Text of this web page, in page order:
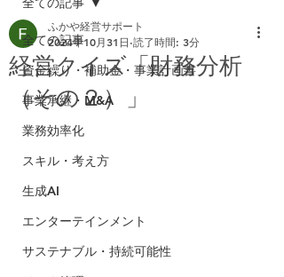
全ての記事
資金繰り・補助金・事業計画書
事業承継・M&A
業務効率化
スキル・考え方
生成AI
エンターテインメント
サステナブル・持続可能性
経営クイズ「財務分析
（その２）」
ふかや経営サポート
2024年10月31日 読了時間: 3分